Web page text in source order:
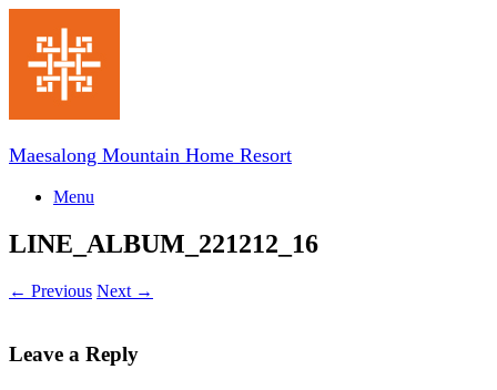
content
Maesalong Mountain Home Resort
Menu
LINE_ALBUM_221212_16
← Previous Next →
Leave a Reply